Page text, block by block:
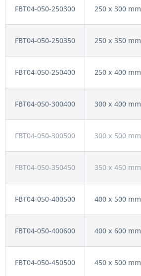
FBT04-050-250300 250 x 300 mm
FBT04-050-250350 250 x 350 mm
FBT04-050-250400 250 x 400 mm
FBT04-050-300400 300 x 400 mm
FBT04-050-300500 300 x 500 mm
FBT04-050-350450 350 x 450 mm
FBT04-050-400500 400 x 500 mm
FBT04-050-400600 400 x 600 mm
FBT04-050-450500 450 x 500 mm